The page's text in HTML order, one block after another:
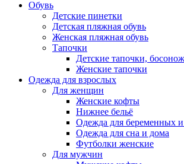
Обувь
Детские пинетки
Детская пляжная обувь
Женская пляжная обувь
Тапочки
Детские тапочки,
Женские тапочки
Одежда для взрослых
Для женщин
Женские кофты
Нижнее бельё
Одежда для беременных
Одежда для сна и дома
Футболки женские
Для мужчин